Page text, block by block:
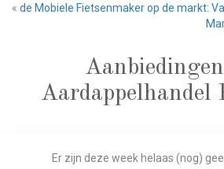
« de Mobiele Fietsenmaker op de markt:
Er zijn deze week helaas (nog)